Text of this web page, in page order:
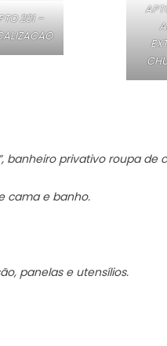
201 –
banheiro privativo roupa de
cama e banho.
panelas e utensílios.